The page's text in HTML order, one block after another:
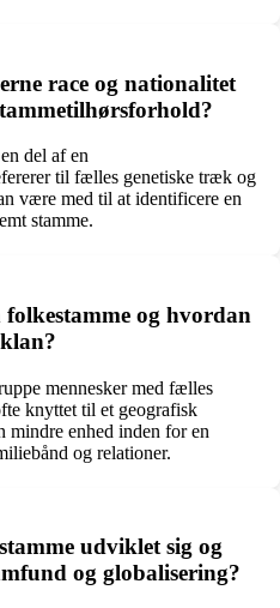
race og nationalitet
del af en
til fælles genetiske træk og
være med til at identificere en
stamme.
og hvordan
mennesker med fælles
knyttet til et geografisk
mindre enhed inden for en
og relationer.
udviklet sig og
og globalisering?